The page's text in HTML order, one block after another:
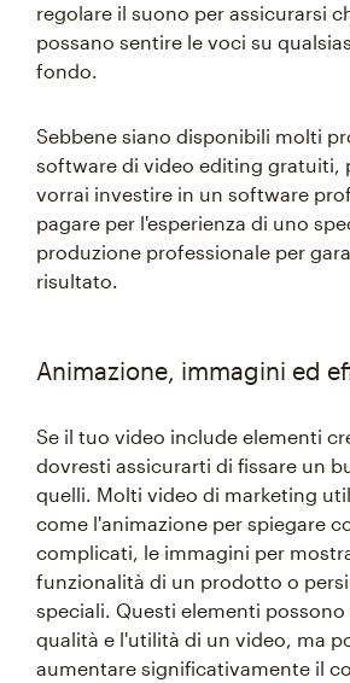
regolare il suono per assicurarsi
possano sentire le voci su
fondo.
Sebbene siano disponibili molti
software di video editing gratuiti,
vorrai investire in un software
pagare per l'esperienza di uno
produzione professionale per
risultato.
Animazione, immagini ed
Se il tuo video include elementi
dovresti assicurarti di fissare un
quelli. Molti video di marketing
come l'animazione per spiegare
complicati, le immagini per
funzionalità di un prodotto o
speciali. Questi elementi
qualità e l'utilità di un video, ma
aumentare significativamente il